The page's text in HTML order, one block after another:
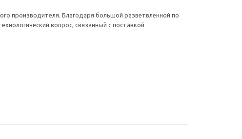
производителя. Благодаря большой разветвленной по
вопрос, связанный с поставкой